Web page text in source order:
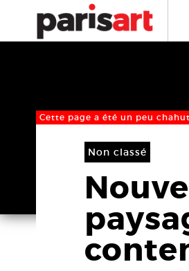
Cette page a été un peu
Non classé